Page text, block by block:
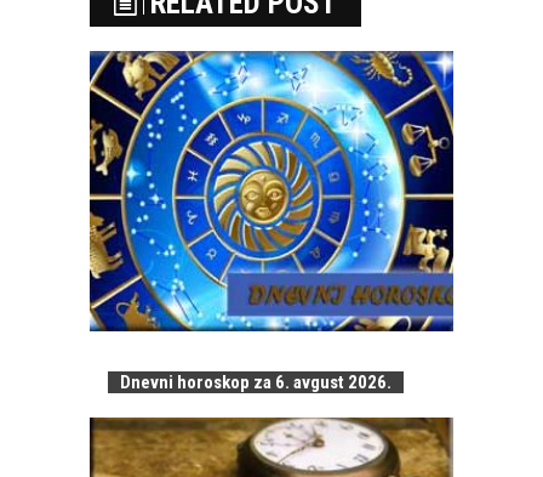
Dnevni horoskop za 6. avgust 2026.